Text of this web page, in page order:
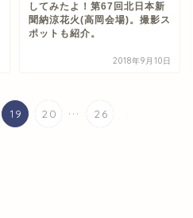
してみたよ！第67回北日本新
聞納涼花火(高岡会場)。撮影ス
ポットも紹介。
2018年9月10日
19 20 ... 26